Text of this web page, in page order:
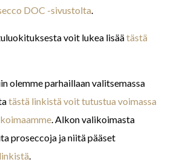
DOC -sivustolta.
voit lukea lisäätästä
olemme parhaillaan valitsemassa
tästä linkistä voit tutustua voimassa
. Alkon valikoimasta
proseccoja ja niitä pääset
.